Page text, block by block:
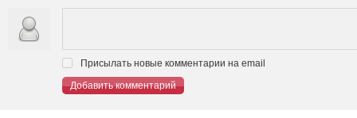
Присылать новые комментарии на email
Добавить комментарий